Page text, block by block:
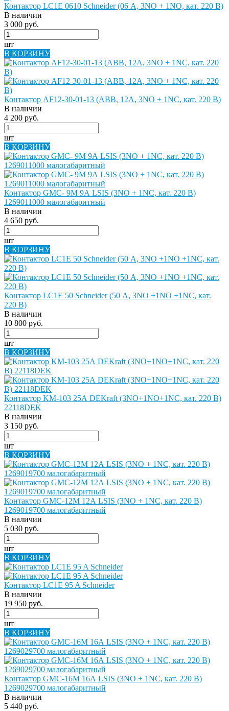
Контактор LC1E 0610 Schneider (06 А, 3NO + 1NO, кат. 220 В)
В наличии
3 000 руб.
шт
В КОРЗИНУ
Контактор AF12-30-01-13 (ABB, 12А, 3NO + 1NС, кат. 220 В)
В наличии
4 200 руб.
шт
В КОРЗИНУ
Контактор GMC- 9M 9А LSIS (3NO + 1NC, кат. 220 В)
1269011000 малогабаритный
В наличии
4 650 руб.
шт
В КОРЗИНУ
Контактор LC1E 50 Schneider (50 А, 3NO +1NO +1NC, кат.
220 В)
В наличии
10 800 руб.
шт
В КОРЗИНУ
Контактор KM-103 25А DEKraft (3NO+1NO+1NC, кат. 220 В)
22118DEK
В наличии
3 150 руб.
шт
В КОРЗИНУ
Контактор GMC-12M 12А LSIS (3NO + 1NC, кат. 220 В)
1269019700 малогабаритный
В наличии
5 030 руб.
шт
В КОРЗИНУ
Контактор LC1E 95 A Schneider
В наличии
19 950 руб.
шт
В КОРЗИНУ
Контактор GMC-16M 16А LSIS (3NO + 1NC, кат. 220 В)
1269029700 малогабаритный
В наличии
5 440 руб.